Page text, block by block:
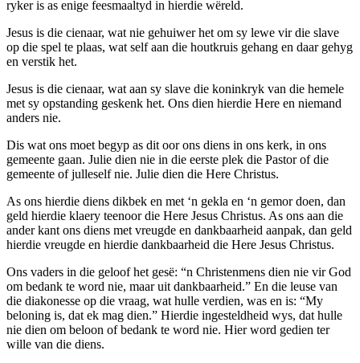
ryker is as enige feesmaaltyd in hierdie wëreld.
Jesus is die cienaar, wat nie gehuiwer het om sy lewe vir die slave
op die spel te plaas, wat self aan die houtkruis gehang en daar gehyg
en verstik het.
Jesus is die cienaar, wat aan sy slave die koninkryk van die hemele
met sy opstanding geskenk het. Ons dien hierdie Here en niemand
anders nie.
Dis wat ons moet begyp as dit oor ons diens in ons kerk, in ons
gemeente gaan. Julie dien nie in die eerste plek die Pastor of die
gemeente of julleself nie. Julie dien die Here Christus.
As ons hierdie diens dikbek en met ‘n gekla en ‘n gemor doen, dan
geld hierdie klaery teenoor die Here Jesus Christus. As ons aan die
ander kant ons diens met vreugde en dankbaarheid aanpak, dan geld
hierdie vreugde en hierdie dankbaarheid die Here Jesus Christus.
Ons vaders in die geloof het gesë: “n Christenmens dien nie vir God
om bedank te word nie, maar uit dankbaarheid.” En die leuse van
die diakonesse op die vraag, wat hulle verdien, was en is: “My
beloning is, dat ek mag dien.” Hierdie ingesteldheid wys, dat hulle
nie dien om beloon of bedank te word nie. Hier word gedien ter
wille van die diens.